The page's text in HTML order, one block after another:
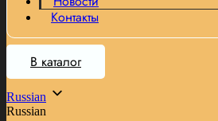
Контакты
В каталог
Russian
Russian